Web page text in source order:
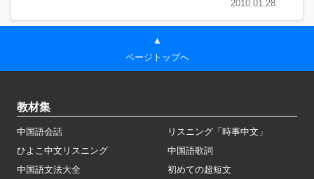
2010.01.28
▲
ページトップへ
教材集
中国語会話
リスニング「時事中文」
ひよこ中文リスニング
中国語歌詞
中国語文法大全
初めての超短文